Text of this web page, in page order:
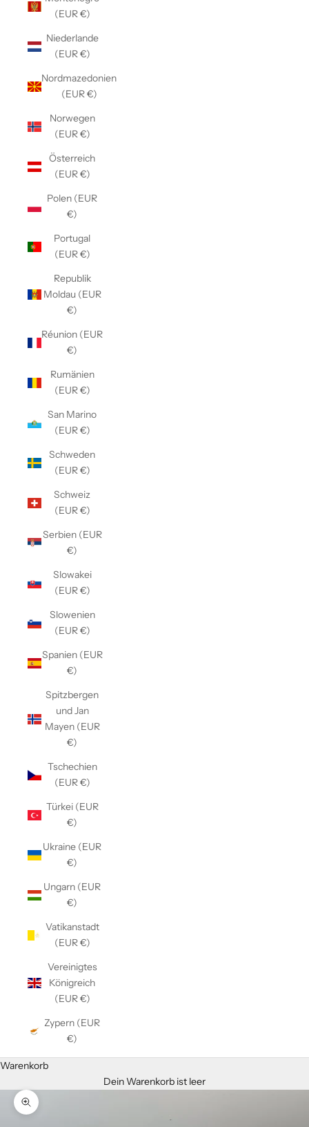
(EUR €)
Niederlande
(EUR €)
Nordmazedonien
(EUR €)
Norwegen
(EUR €)
Österreich
(EUR €)
Polen (EUR
€)
Portugal
(EUR €)
Republik
Moldau (EUR
€)
Réunion (EUR
€)
Rumänien
(EUR €)
San Marino
(EUR €)
Schweden
(EUR €)
Schweiz
(EUR €)
Serbien (EUR
€)
Slowakei
(EUR €)
Slowenien
(EUR €)
Spanien (EUR
€)
Spitzbergen
und Jan
Mayen (EUR
€)
Tschechien
(EUR €)
Türkei (EUR
€)
Ukraine (EUR
€)
Ungarn (EUR
€)
Vatikanstadt
(EUR €)
Vereinigtes
Königreich
(EUR €)
Zypern (EUR
€)
Warenkorb
Dein Warenkorb ist leer
Bild vergrößern